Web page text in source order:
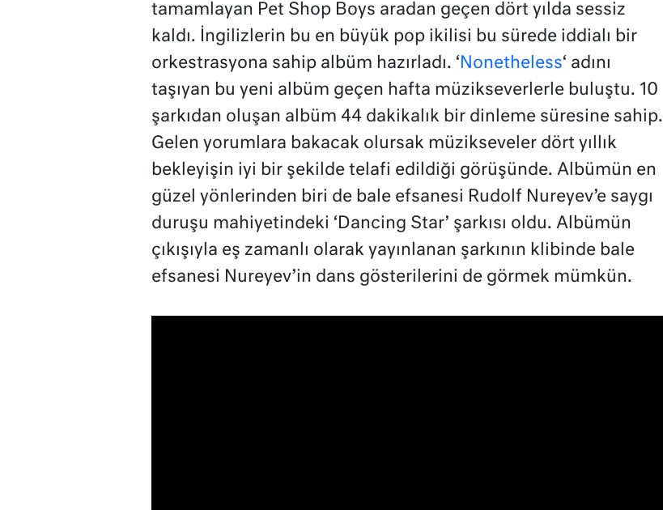
tamamlayan Pet Shop Boys aradan geçen dört yılda sessiz
kaldı. İngilizlerin bu en büyük pop ikilisi bu sürede iddialı bir
orkestrasyona sahip albüm hazırladı. ‘ Nonetheless‘ adını
taşıyan bu yeni albüm geçen hafta müzikseverlerle buluştu. 10
şarkıdan oluşan albüm 44 dakikalık bir dinleme süresine sahip.
Gelen yorumlara bakacak olursak müzikseveler dört yıllık
bekleyişin iyi bir şekilde telafi edildiği görüşünde. Albümün en
güzel yönlerinden biri de bale efsanesi Rudolf Nureyev’e saygı
duruşu mahiyetindeki ‘Dancing Star’ şarkısı oldu. Albümün
çıkışıyla eş zamanlı olarak yayınlanan şarkının klibinde bale
efsanesi Nureyev’in dans gösterilerini de görmek mümkün.